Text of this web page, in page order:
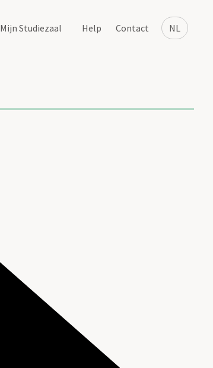
NL
Mijn Studiezaal Help Contact